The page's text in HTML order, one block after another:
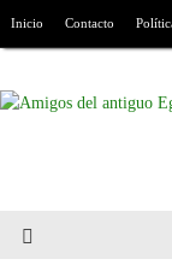
Inicio Contacto